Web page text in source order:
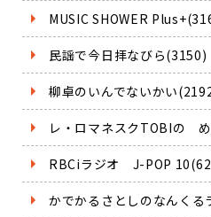
MUSIC SHOWER
民謡で今日拝なびら(3150)
柳卓のいんでないかい
レ・ロマネスクTOBIの
RBCiラジオ J-POP
かでかるさとしのなんくる